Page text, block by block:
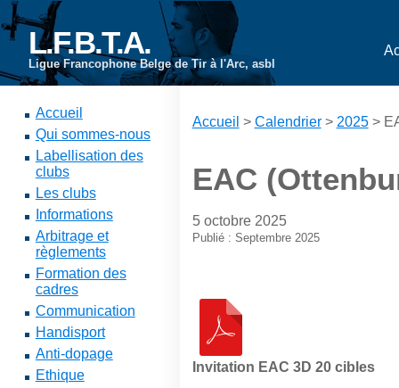
L.F.B.T.A.
Ligue Francophone Belge de Tir à l'Arc, asbl
Accueil
Qui sommes-nous
Labellisation des
clubs
Les clubs
Informations
Arbitrage et
règlements
Formation des
cadres
Communication
Handisport
Anti-dopage
Ethique
Accueil > Calendrier> 2025>
EAC
5 octobre 2025
Publié : Septembre 2025
Invitation EAC 3D 20 cibles